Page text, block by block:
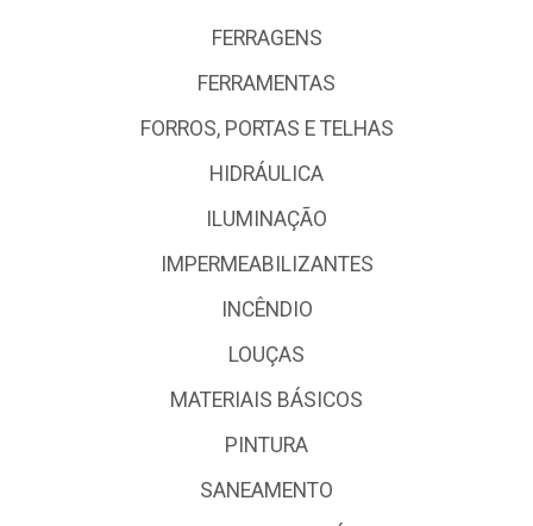
FERRAGENS
FERRAMENTAS
FORROS, PORTAS E TELHAS
HIDRÁULICA
ILUMINAÇÃO
IMPERMEABILIZANTES
INCÊNDIO
LOUÇAS
MATERIAIS BÁSICOS
PINTURA
SANEAMENTO